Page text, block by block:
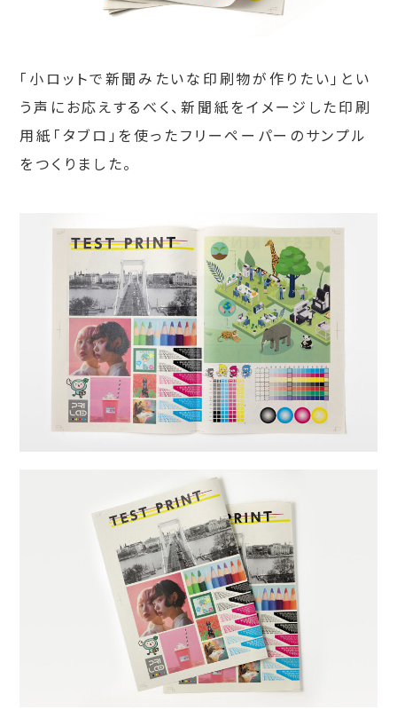
「小ロットで新聞みたいな印刷物が作りたい」とい
う声にお応えするべく、新聞紙をイメージした印刷
用紙「タブロ」を使ったフリーペーパーのサンプル
をつくりました。